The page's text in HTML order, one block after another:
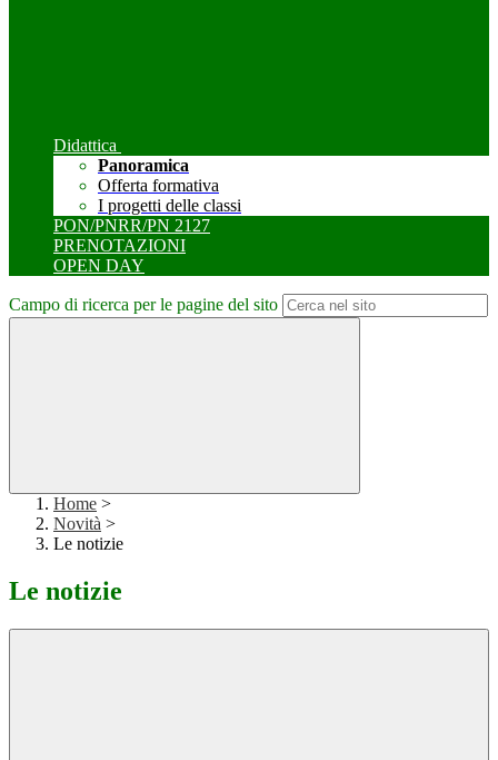
Didattica
Panoramica
Offerta formativa
I progetti delle classi
PON/PNRR/PN 2127
PRENOTAZIONI
OPEN DAY
Campo di ricerca per le pagine del sito
Home >
Novità >
Le notizie
Le notizie